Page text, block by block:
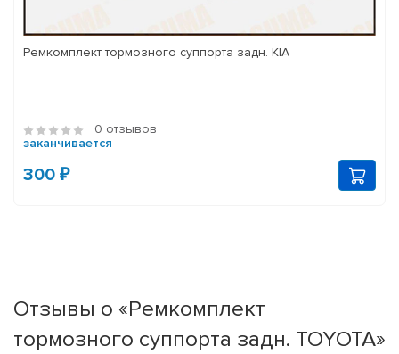
Ремкомплект тормозного суппорта задн. KIA
0 отзывов
заканчивается
300 ₽
Отзывы о «Ремкомплект
тормозного суппорта задн. TOYOTA»